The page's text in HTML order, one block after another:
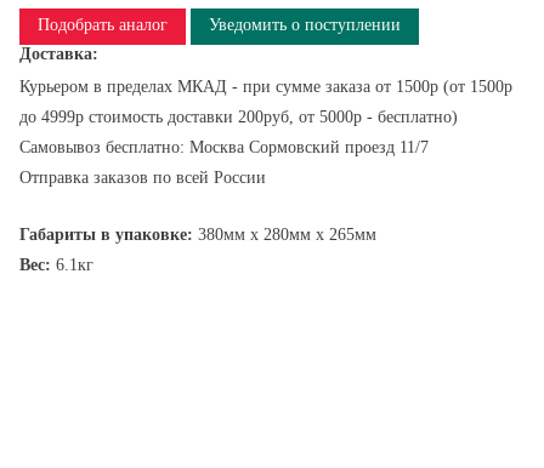
Подобрать аналог
Уведомить о поступлении
Доставка:
Курьером в пределах МКАД - при сумме заказа от 1500р (от 1500р
до 4999р стоимость доставки 200руб, от 5000р - бесплатно)
Самовывоз бесплатно: Москва Сормовский проезд 11/7
Отправка заказов по всей России
Габариты в упаковке: 380мм x 280мм x 265мм
Вес: 6.1кг